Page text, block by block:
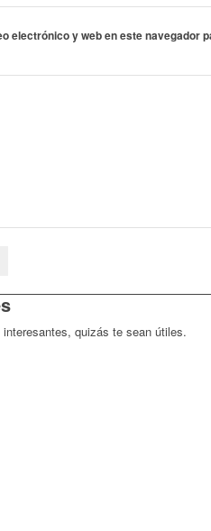
electrónico y web en este navegador
quizás te sean útiles.